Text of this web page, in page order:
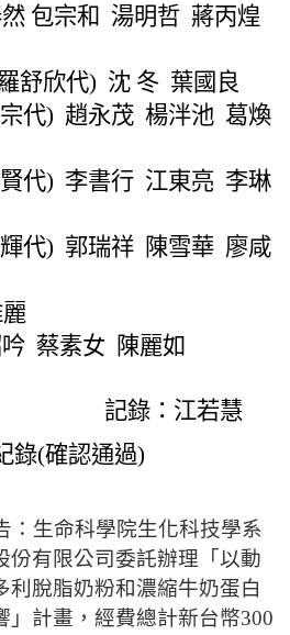
包宗和 湯明哲 蔣丙煌
舒欣代) 沈 冬 葉國良
代) 趙永茂 楊泮池 葛煥
代) 李書行 江東亮 李琳
代) 郭瑞祥 陳雪華 廖咸
蔡素女 陳麗如
記錄：江若慧
錄(確認通過)
：生命科學院生化科技學系
份有限公司委託辦理「以動
利脫脂奶粉和濃縮牛奶蛋白
」計畫，經費總計新台幣300